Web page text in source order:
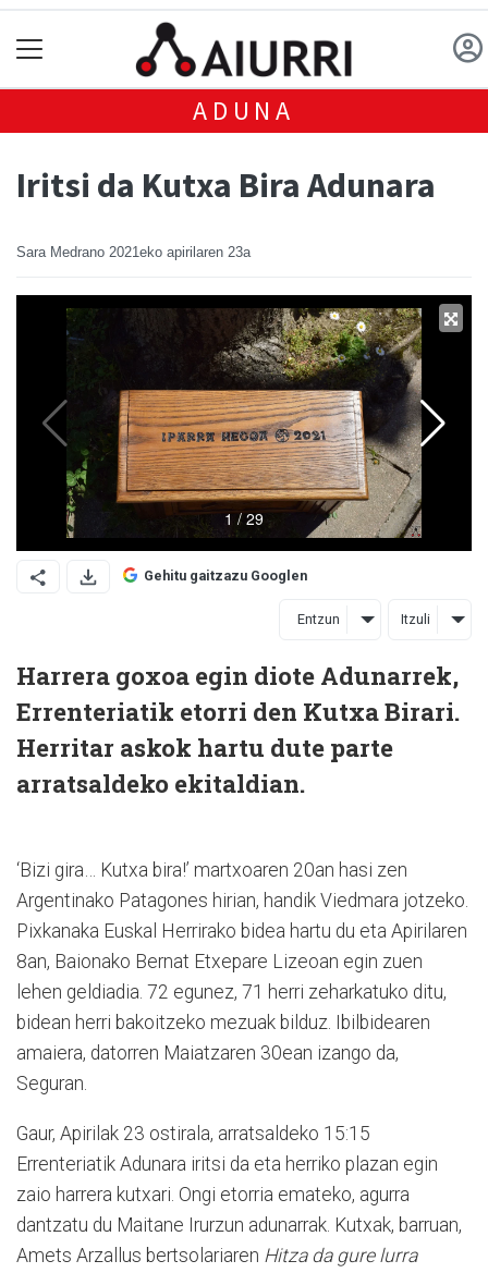
ADUNA
Iritsi da Kutxa Bira Adunara
Sara Medrano 2021eko apirilaren 23a
Gehitu gaitzazu Googlen
Entzun Itzuli
Harrera goxoa egin diote Adunarrek,
Errenteriatik etorri den Kutxa Birari.
Herritar askok hartu dute parte
arratsaldeko ekitaldian.
‘Bizi gira… Kutxa bira!’ martxoaren 20an hasi zen
Argentinako Patagones hirian, handik Viedmara jotzeko.
Pixkanaka Euskal Herrirako bidea hartu du eta Apirilaren
8an, Baionako Bernat Etxepare Lizeoan egin zuen
lehen geldiadia. 72 egunez, 71 herri zeharkatuko ditu,
bidean herri bakoitzeko mezuak bilduz. Ibilbidearen
amaiera, datorren Maiatzaren 30ean izango da,
Seguran.
Gaur, Apirilak 23 ostirala, arratsaldeko 15:15
Errenteriatik Adunara iritsi da eta herriko plazan egin
zaio harrera kutxari. Ongi etorria emateko, agurra
dantzatu du Maitane Irurzun adunarrak. Kutxak, barruan,
Amets Arzallus bertsolariaren Hitza da gure lurra